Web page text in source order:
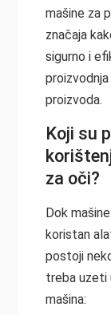
mašine za
značaja
sigurno i
proizvoda.
Koji su
za oči?
Dok
koristan
postoji
treba uzeti
mašina: